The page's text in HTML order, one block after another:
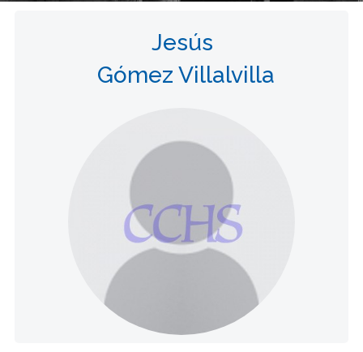
Jesús
Gómez Villalvilla